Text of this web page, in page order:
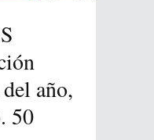
año,
50